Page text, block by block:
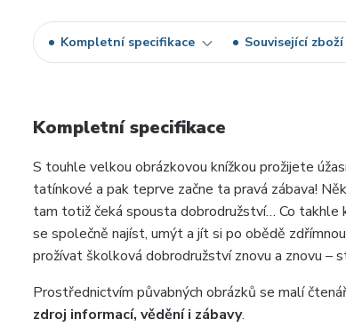
Kompletní specifikace Související zboží
Kompletní specifikace
S touhle velkou obrázkovou knížkou prožijete
tatínkové a pak teprve začne ta pravá zábava!
tam totiž čeká spousta dobrodružství… Co takhle
se společně najíst, umýt a jít si po obědě
prožívat školková dobrodružství znovu a znovu –
Prostřednictvím půvabných obrázků se malí
zdroj informací, vědění i zábavy.